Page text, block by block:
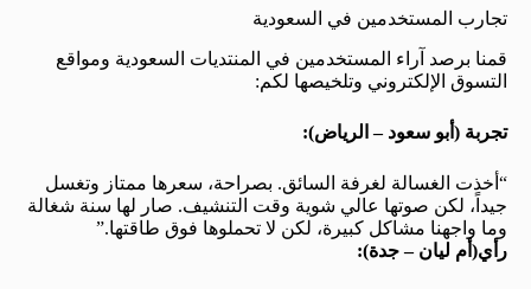
تجارب المستخدمين في السعودية
قمنا برصد آراء المستخدمين في المنتديات السعودية ومواقع
التسوق الإلكتروني وتلخيصها لكم:
تجربة (أبو سعود – الرياض):
“أخذت الغسالة لغرفة السائق. بصراحة، سعرها ممتاز وتغسل
جيداً، لكن صوتها عالي شوية وقت التنشيف. صار لها سنة شغالة
وما واجهنا مشاكل كبيرة، لكن لا تحملوها فوق طاقتها.”
رأي(أم ليان – جدة):